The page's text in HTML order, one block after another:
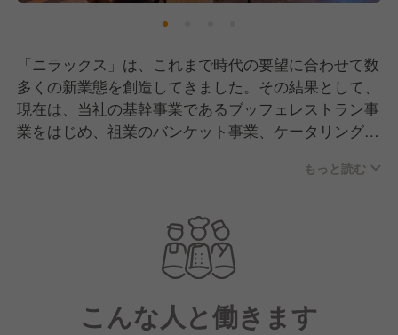
「ニラックス」は、これまで時代の要望に合わせて数
多くの新業態を創造してきました。その結果として、
現在は、当社の基幹事業であるブッフェレストラン事
業をはじめ、祖業のバンケット事業、ケータリング事
業を展開しています。今回開発したテーブルレストラ
タリアの高原リゾートをイメージした癒しの空間で、
心地のよいサービスと、イタリアンメニューを中心と
した美味しい食事を提供する業態であり、ニラックス
の多彩な店舗群の中心的存在として、新たに仲間入り
を果たしました。
もっと読む
こんな人と働きます